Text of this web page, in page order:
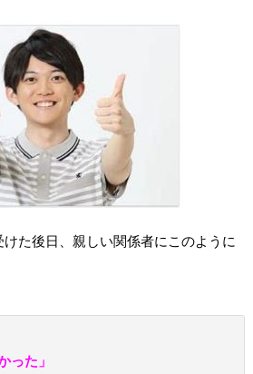
た後日、親しい関係者にこのように
った」